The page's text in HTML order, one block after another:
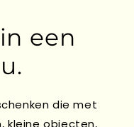
een
die met